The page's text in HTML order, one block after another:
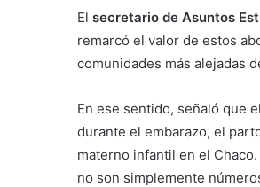
El secretario de Asuntos
remarcó el valor de estos
comunidades más alejadas
En ese sentido, señaló que
durante el embarazo, el
materno infantil en el
no son simplemente